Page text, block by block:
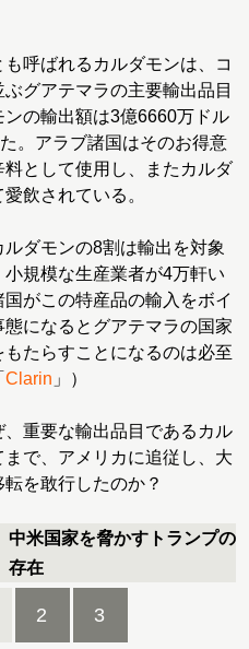
呼ばれるカルダモンは、コ
グアテマラの主要輸出品目
の輸出額は3億6660万ドル
。アラブ諸国はそのお得意
として使用し、またカルダ
飲されている。
ダモンの8割は輸出を対象
規模な生産業者が4万軒い
がこの特産品の輸入をボイ
になるとグアテマラの国家
たらすことになるのは必至
Clarin 」）
重要な輸出品目であるカル
で、アメリカに追従し、大
を敢行したのか？
中米国家を脅かすトランプの
存在
2 3